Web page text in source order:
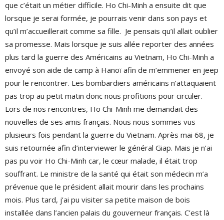
que c’était un métier difficile. Ho Chi-Minh a ensuite dit que
lorsque je serai formée, je pourrais venir dans son pays et
qu’il m’accueillerait comme sa fille. Je pensais qu’il allait oublier
sa promesse. Mais lorsque je suis allée reporter des années
plus tard la guerre des Américains au Vietnam, Ho Chi-Minh a
envoyé son aide de camp à Hanoï afin de m’emmener en jeep
pour le rencontrer. Les bombardiers américains n’attaquaient
pas trop au petit matin donc nous profitions pour circuler.
Lors de nos rencontres, Ho Chi-Minh me demandait des
nouvelles de ses amis français. Nous nous sommes vus
plusieurs fois pendant la guerre du Vietnam. Après mai 68, je
suis retournée afin d’interviewer le général Giap. Mais je n’ai
pas pu voir Ho Chi-Minh car, le cœur malade, il était trop
souffrant. Le ministre de la santé qui était son médecin m’a
prévenue que le président allait mourir dans les prochains
mois. Plus tard, j’ai pu visiter sa petite maison de bois
installée dans l’ancien palais du gouverneur français. C’est là